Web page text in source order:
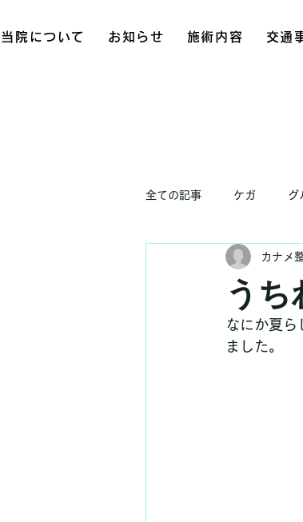
当院について お知らせ 施術内容 交通
全ての記事 ケガ グ
うち
カナメ
なにか夏ら
ました。